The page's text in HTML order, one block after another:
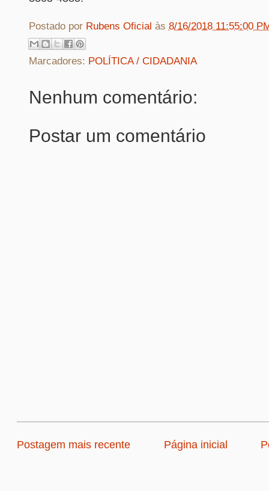
Postado por Rubens Oficial às 8/16/2018 11:55:00
Marcadores: POLÍTICA / CIDADANIA
Nenhum comentário:
Postar um comentário
Postagem mais recente Página inicial